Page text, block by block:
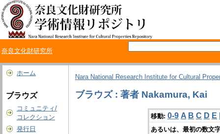
奈良文化財研究所
ホーム
ブラウズ
コミュニティ/
コレクション
発行日
Nara National Research Institute for Cultural
ブラウズ : 著者 Nakamura, Kai
移動: 0-9 A B C D E
あるいは、最初の数文